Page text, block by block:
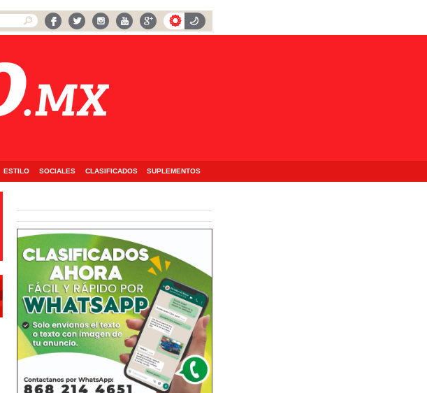
ESTILO SOCIALES CLASIFICADOS SUPLEMENTOS